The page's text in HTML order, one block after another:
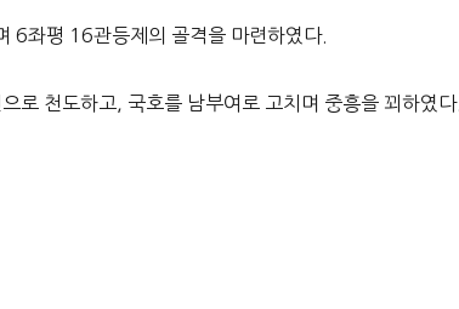
6좌평 16관등제의 골격을 마련하였다.
로 천도하고, 국호를 남부여로 고치며 중흥을 꾀하였다.